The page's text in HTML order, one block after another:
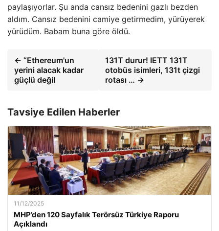
paylaşıyorlar. Şu anda cansız bedenini gazlı bezden
aldım. Cansız bedenini camiye getirmedim, yürüyerek
yürüdüm. Babam buna göre öldü.
← “Ethereum'un
yerini alacak kadar
güçlü değil
131T durur! IETT 131T
otobüs isimleri, 131t çizgi
rotası … →
Tavsiye Edilen Haberler
11/12/2025
MHP’den 120 Sayfalık Terörsüz Türkiye Raporu
Açıklandı